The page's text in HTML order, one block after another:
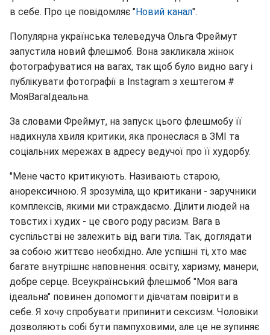
в себе. Про це повідомляє "Новий канал".
Популярна українська телеведуча Ольга Фреймут
запустила новий флешмоб. Вона закликала жінок
фотографуватися на вагах, так щоб було видно вагу і
публікувати фотографії в Instagram з хештегом #
МояВагаІдеальна.
За словами Фреймут, на запуск цього флешмобу її
надихнула хвиля критики, яка пронеслася в ЗМІ та
соціальних мережах в адресу ведучої про її худорбу.
"Мене часто критикують. Називають старою,
анорексичною. Я зрозуміла, що критикани - заручники
комплексів, якими ми страждаємо. Ділити людей на
товстих і худих - це свого роду расизм. Вага в
суспільстві не залежить від ваги тіла. Так, доглядати
за собою життєво необхідно. Але успішні ті, хто має
багате внутрішнє наповнення: освіту, харизму, манери,
добре серце. Всеукраїнський флешмоб "Моя вага
ідеальна" повинен допомогти дівчатам повірити в
себе. Я хочу спробувати припинити сексизм. Чоловіки
дозволяють собі бути пампуховими, але це не зупиняє